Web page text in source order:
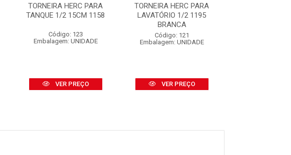
TORNEIRA HERC PARA
TANQUE 1/2 15CM 1158
Código: 123
Embalagem: UNIDADE
VER PREÇO
TORNEIRA HERC PARA
LAVATÓRIO 1/2 1195
BRANCA
Código: 121
Embalagem: UNIDADE
VER PREÇO